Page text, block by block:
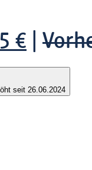
€
seit 26.06.2024